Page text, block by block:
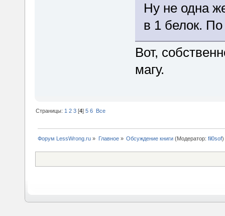
Ну не одна
в 1 белок.
Вот,
магу.
Страницы: 1 2 3 [4]5 6 Все
Форум LessWrong.ru » Главное» Обсуждение книги(Модератор: fil0sof)